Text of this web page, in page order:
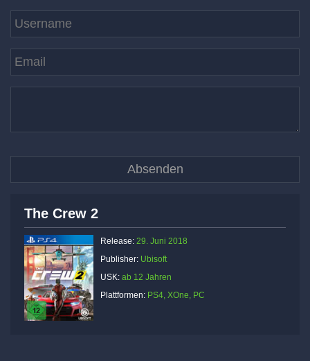
The Crew 2
Release: 29. Juni 2018
Publisher: Ubisoft
USK: ab 12 Jahren
Plattformen: PS4, XOne, PC